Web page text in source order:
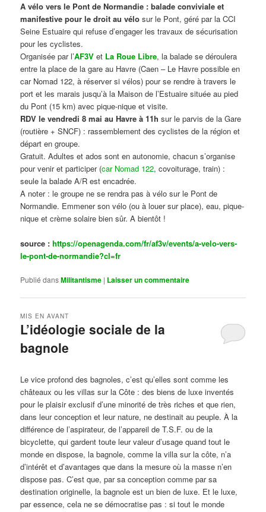
A vélo vers le Pont de Normandie : balade conviviale et
manifestive pour le droit au vélo sur le Pont, géré par la CCI
Seine Estuaire qui refuse d’engager les travaux de sécurisation
pour les cyclistes.
Organisée par l’AF3V et La Roue Libre, la balade se déroulera
entre la place de la gare au Havre (Caen – Le Havre possible en
car Nomad 122, à réserver si vélos) pour se rendre à travers le
port et les marais jusqu’à la Maison de l’Estuaire située au pied
du Pont (15 km) avec pique-nique et visite.
RDV le vendredi 8 mai au Havre à 11h sur le parvis de la Gare
(routière + SNCF) : rassemblement des cyclistes de la région et
départ en groupe.
Gratuit. Adultes et ados sont en autonomie, chacun s’organise
pour venir et participer (car Nomad 122, covoiturage, train) :
seule la balade A/R est encadrée.
A noter : le groupe ne se rendra pas à vélo sur le Pont de
Normandie. Emmener son vélo (ou à louer sur place), eau, pique-
nique et crème solaire bien sûr. A bientôt !
source :https://openagenda.com/fr/af3v/events/a-velo-vers-
le-pont-de-normandie?cl=fr
Publié dansMilitantisme | Laisser un commentaire
L’idéologie sociale de la
bagnole
MIS EN AVANT
Le vice profond des bagnoles, c’est qu’elles sont comme les
châteaux ou les villas sur la Côte : des biens de luxe inventés
pour le plaisir exclusif d’une minorité de très riches et que rien,
dans leur conception et leur nature, ne destinait au peuple. À la
différence de l’aspirateur, de l’appareil de T.S.F. ou de la
bicyclette, qui gardent toute leur valeur d’usage quand tout le
monde en dispose, la bagnole, comme la villa sur la côte, n’a
d’intérêt et d’avantages que dans la mesure où la masse n’en
dispose pas. C’est que, par sa conception comme par sa
destination originelle, la bagnole est un bien de luxe. Et le luxe,
par essence, cela ne se démocratise pas : si tout le monde